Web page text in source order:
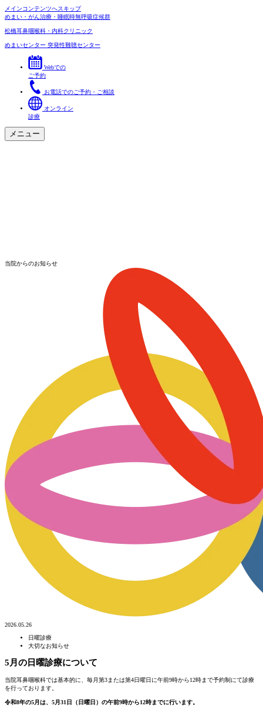
メインコンテンツへスキップ
めまい・がん治療・睡眠時無呼吸症候群
松橋耳鼻咽喉科・内科クリニック
めまいセンター 突発性難聴センター
Webでの
ご予約
お電話でのご予約・ご相談
オンライン
診療
メニュー
当院からのお知らせ
2026.05.26
日曜診療
大切なお知らせ
5月の日曜診療について
当院耳鼻咽喉科では基本的に、毎月第3または第4日曜日に午前9時から12時まで予約制にて診療
を行っております。
令和8年の5月は、5月31日（日曜日）の午前9時から12時までに行います。